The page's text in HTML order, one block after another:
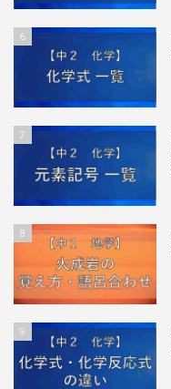
6
7
8
9